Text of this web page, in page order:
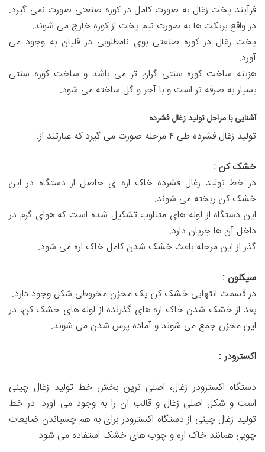
فرآیند پخت زغال به صورت کامل در کوره صنعتی صورت نمی گیرد.
در واقع بریکت ها به صورت نیم پخت از کوره خارج می شوند.
پخت زغال در کوره صنعتی بوی نامطلوبی در قلیان به وجود می
آورد.
هزینه ساخت کوره سنتی گران تر می باشد و ساخت کوره سنتی
بسیار به صرفه تر است و با آجر و گل ساخته می شود.
آشنایی با مراحل تولید زغال فشرده
تولید زغال فشرده طی ۴ مرحله صورت می گیرد که عبارتند از:
خشک کن:
در خط تولید زغال فشرده خاک‌ اره‌ ی حاصل از دستگاه در این
خشک‌ کن ریخته می‌ شوند.
این دستگاه از لوله‌ های متناوب تشکیل شده است که هوای گرم در
داخل آن‌ ها جریان دارد.
گذر از این مرحله باعث خشک شدن کامل خاک‌ اره می‌ شود.
سیکلون :
در قسمت انتهایی خشک‌ کن یک مخزن مخروطی شکل وجود دارد.
بعد از خشک شدن خاک اره‌ های گذرنده از لوله‌ های خشک‌ کن، در
این مخزن جمع می‌ شوند و آماده پرس‌ شدن می‌ شوند.
اکسترودر:
دستگاه اکسترودر زغال، اصلی ترین بخش خط تولید زغال چینی
است و شکل اصلی زغال و قالب آن را به وجود می آورد. در خط
تولید زغال چینی از دستگاه اکسترودر برای به هم چسباندن ضایعات
چوبی همانند خاک اره و چوب های خشک استفاده می شود.